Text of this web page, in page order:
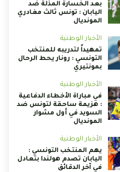
بعد الخسارة المذلة ضد
اليابان : تونس ثالث مغادري
المونديال
الأخبار الوطنية
تمهيداً لتدريبه للمنتخب
التونسي : رونار يحط الرحال
بمونتيري
الأخبار الوطنية
في مباراة الأخطاء الدفاعية
: هزيمة ساحقة لتونس ضد
السويد في أول مشوار
المونديال
الأخبار الوطنية
يهم المنتخب التونسي :
اليابان تصدم هولندا بتعادل
في آخر الدقائق